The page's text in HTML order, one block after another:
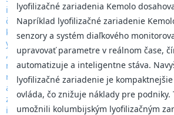
lyofilizačné zariadenia Kemolo
Napríklad lyofilizačné zariadenie
senzory a systém diaľkového
upravovať parametre v reálnom čase,
automatizuje a inteligentne stáva.
lyofilizačné zariadenie je
ovláda, čo znižuje náklady pre podniky.
umožnili kolumbijským lyofilizačným